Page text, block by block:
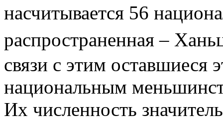
насчитывается 56
распространенная –
связи с этим оставшиеся
национальным
Их численность